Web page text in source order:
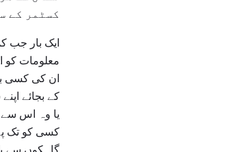
کسٹمر کے
ایک بار جب
معلومات کو
کے بجائے
یا وہ اس سے
کسی کو تک